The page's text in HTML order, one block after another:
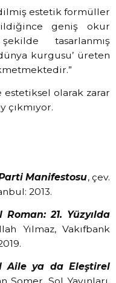
estetik formüller
geniş okur
tasarlanmış
kurgusu’ üreten
estetiksel olarak zarar
çıkmıyor.
Manifestosu, çev.
2013.
Roman: 21. Yüzyılda
Yılmaz, Vakıfbank
Aile ya da Eleştirel